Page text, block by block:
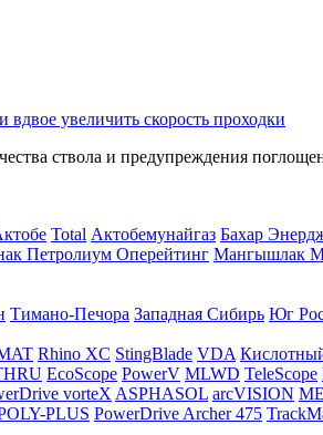
увеличить скорость проходки
ствола и предупреждения
Total Актобемунайгаз Бахар
Петролиум Оперейтинг Мангышлак
Тимано-Печора Западная Сибирь Юг
Rhino XC StingBlade VDA
EcoScope PowerV MLWD TeleScope
vorteX ASPHASOL arcVISION
PLUS PowerDrive Archer 475